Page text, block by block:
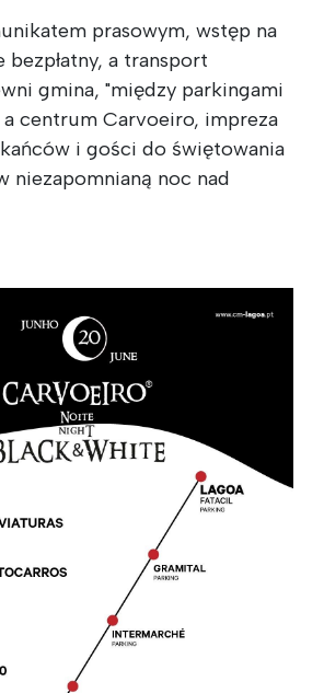
prasowym, wstęp na
a transport
gmina, "między parkingami
centrum Carvoeiro, impreza
i gości do świętowania
niezapomnianą noc nad